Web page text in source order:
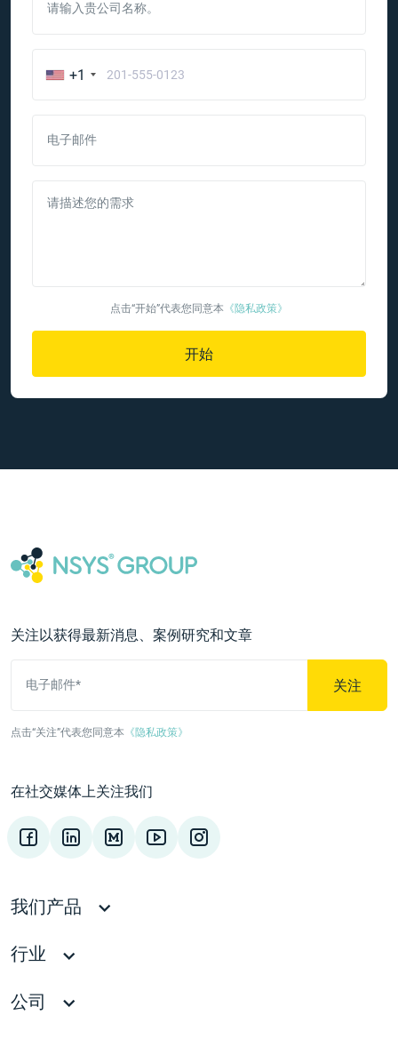
请输入贵公司名称。
+1
电子邮件
请描述您的需求
点击“开始”代表您同意本 《隐私政策》
开始
关注以获得最新消息、案例研究和文章
电子邮件* 关注
点击“关注”代表您同意本 《隐私政策》
在社交媒体上关注我们
我们产品
行业
公司